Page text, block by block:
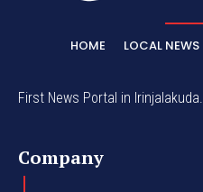
HOME LOCAL NEWS
First News Portal in Irinjalakuda.
Company